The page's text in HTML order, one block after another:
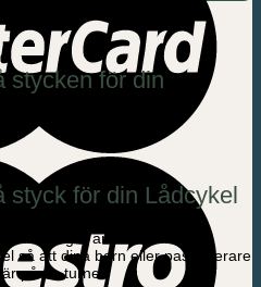
stycken för din
styck för din Lådcykel
båger används om du
så att dina barn eller passagerare
på en turne.